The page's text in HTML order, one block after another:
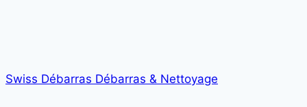
Swiss Débarras Débarras & Nettoyage